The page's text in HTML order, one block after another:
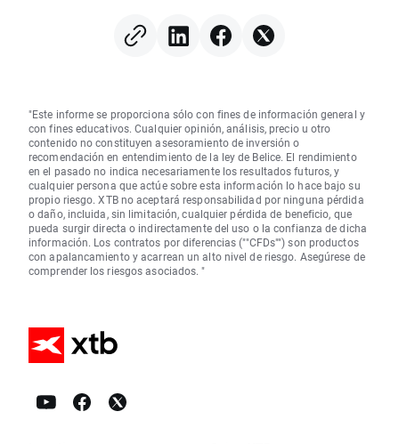
"Este informe se proporciona sólo con fines de información general y
con fines educativos. Cualquier opinión, análisis, precio u otro
contenido no constituyen asesoramiento de inversión o
recomendación en entendimiento de la ley de Belice. El rendimiento
en el pasado no indica necesariamente los resultados futuros, y
cualquier persona que actúe sobre esta información lo hace bajo su
propio riesgo. XTB no aceptará responsabilidad por ninguna pérdida
o daño, incluida, sin limitación, cualquier pérdida de beneficio, que
pueda surgir directa o indirectamente del uso o la confianza de dicha
información. Los contratos por diferencias (""CFDs"") son productos
con apalancamiento y acarrean un alto nivel de riesgo. Asegúrese de
comprender los riesgos asociados. "